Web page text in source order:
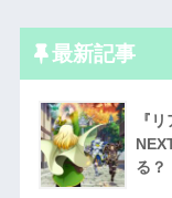
最新記事
『
る？